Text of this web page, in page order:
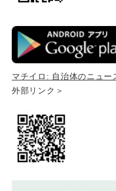
マチイロ: 自治体のニュー
外部リンク＞